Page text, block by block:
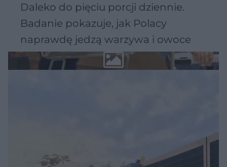
Daleko do pięciu porcji dziennie.
Badanie pokazuje, jak Polacy
naprawdę jedzą warzywa i owoce